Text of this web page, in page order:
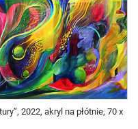
2022, akryl na płótnie, 70 x